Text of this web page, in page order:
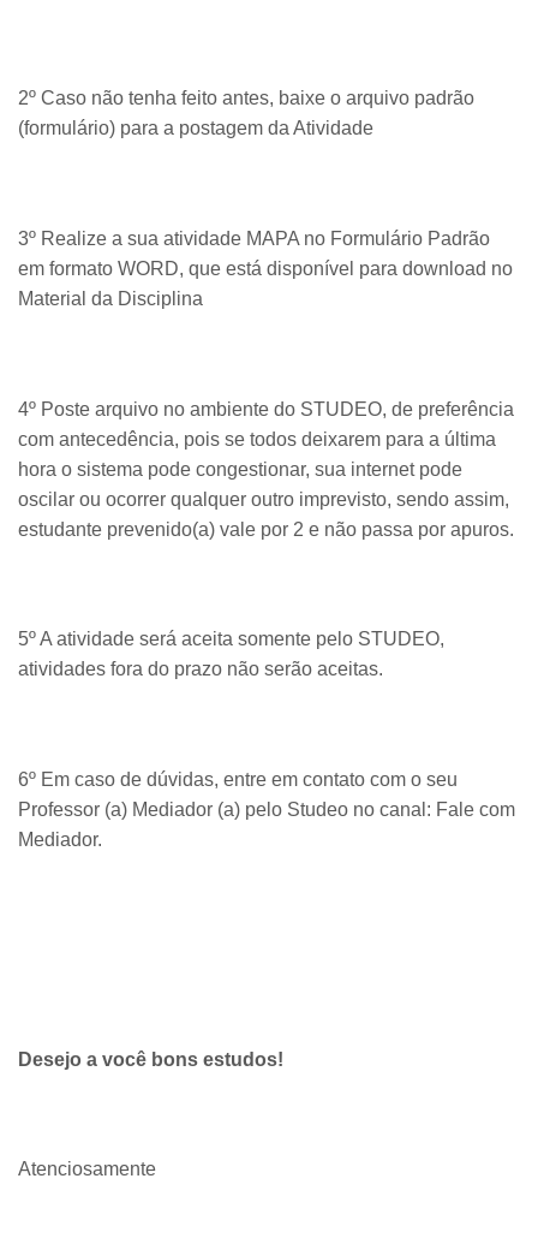
2º Caso não tenha feito antes, baixe o arquivo padrão
(formulário) para a postagem da Atividade
3º Realize a sua atividade MAPA no Formulário Padrão
em formato WORD, que está disponível para download no
Material da Disciplina
4º Poste arquivo no ambiente do STUDEO, de preferência
com antecedência, pois se todos deixarem para a última
hora o sistema pode congestionar, sua internet pode
oscilar ou ocorrer qualquer outro imprevisto, sendo assim,
estudante prevenido(a) vale por 2 e não passa por apuros.
5º A atividade será aceita somente pelo STUDEO,
atividades fora do prazo não serão aceitas.
6º Em caso de dúvidas, entre em contato com o seu
Professor (a) Mediador (a) pelo Studeo no canal: Fale com
Mediador.
Desejo a você bons estudos!
Atenciosamente